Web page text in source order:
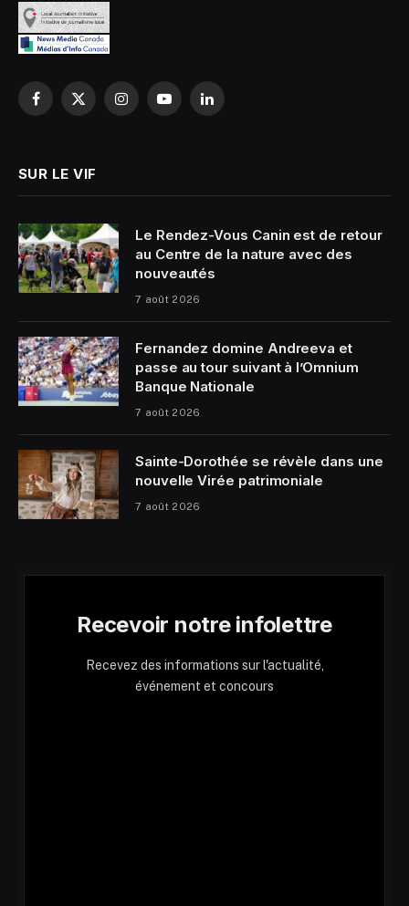
Facebook
X
InstagramYouTubeLinkedIn
SUR LE VIF
Le Rendez-Vous Canin est de retour
au Centre de la nature avec des
nouveautés
7 août 2026
Fernandez domine Andreeva et
passe au tour suivant à l’Omnium
Banque Nationale
7 août 2026
Sainte-Dorothée se révèle dans une
nouvelle Virée patrimoniale
7 août 2026
Recevoir notre infolettre
Recevez des informations sur l'actualité,
événement et concours